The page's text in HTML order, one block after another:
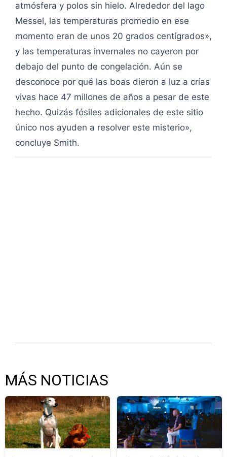
atmósfera y polos sin hielo. Alrededor del lago
Messel, las temperaturas promedio en ese
momento eran de unos 20 grados centígrados»,
y las temperaturas invernales no cayeron por
debajo del punto de congelación. Aún se
desconoce por qué las boas dieron a luz a crías
vivas hace 47 millones de años a pesar de este
hecho. Quizás fósiles adicionales de este sitio
único nos ayuden a resolver este misterio»,
concluye Smith.
MÁS NOTICIAS